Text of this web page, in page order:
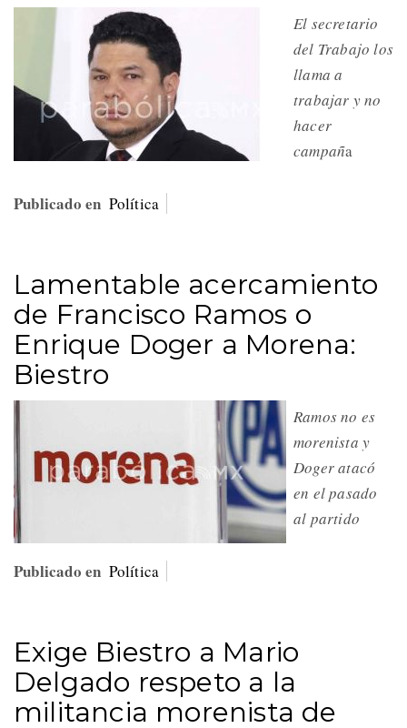
El secretario
del Trabajo los
llama a
trabajar y no
hacer
campaña
Publicado en Política
Lamentable acercamiento
de Francisco Ramos o
Enrique Doger a Morena:
Biestro
Ramos no es
morenista y
Doger atacó
en el pasado
al partido
Publicado en Política
Exige Biestro a Mario
Delgado respeto a la
militancia morenista de